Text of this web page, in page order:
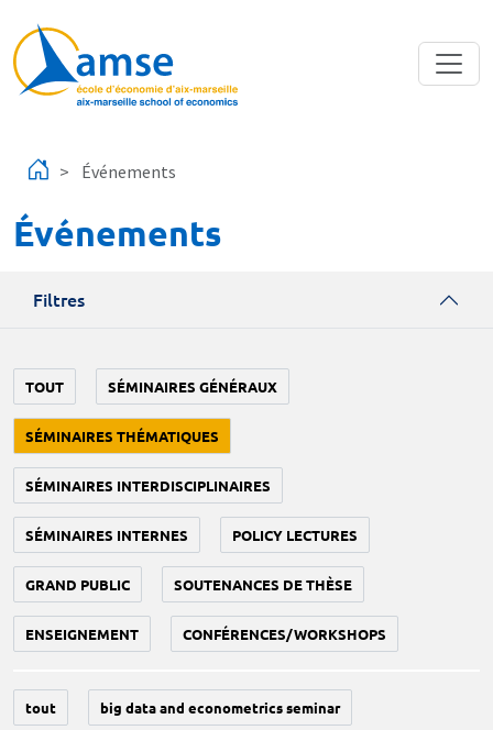
Événements
Événements
Filtres
TOUT SÉMINAIRES GÉNÉRAUX
SÉMINAIRES THÉMATIQUES
SÉMINAIRES INTERDISCIPLINAIRES
SÉMINAIRES INTERNES POLICY LECTURES
GRAND PUBLIC SOUTENANCES DE THÈSE
ENSEIGNEMENT CONFÉRENCES/WORKSHOPS
tout big data and econometrics seminar